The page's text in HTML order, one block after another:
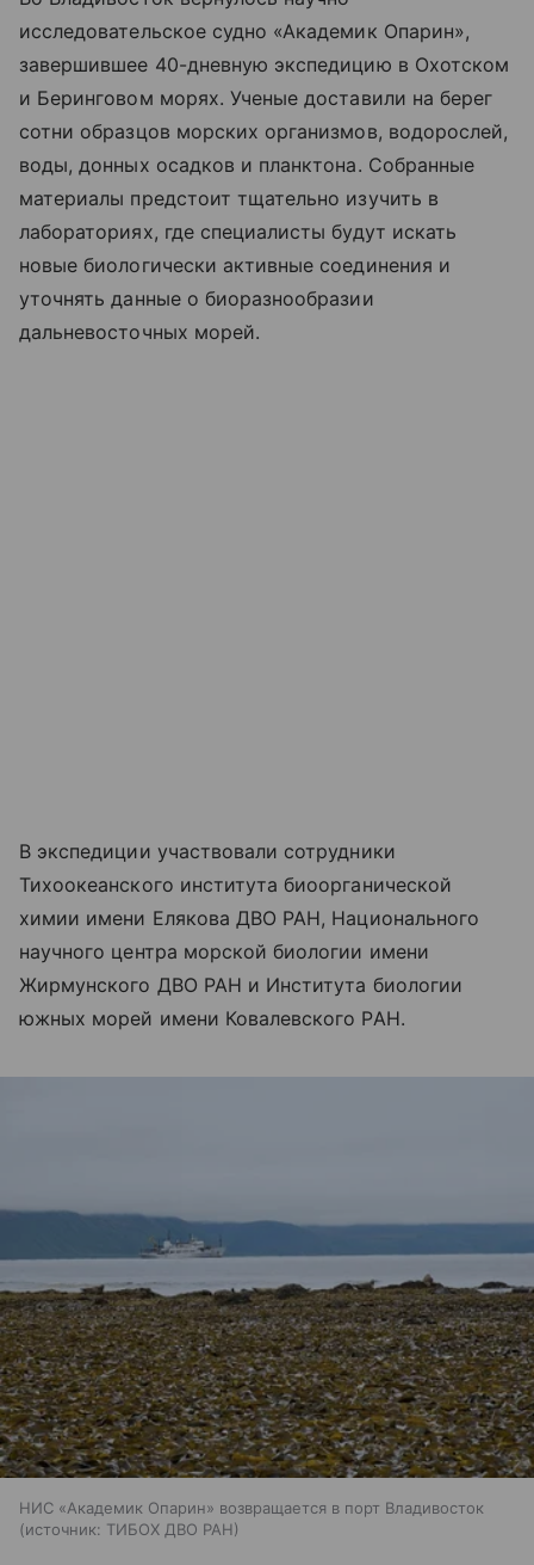
исследовательское судно «Академик Опарин»,
завершившее 40-дневную экспедицию в Охотском
и Беринговом морях. Ученые доставили на берег
сотни образцов морских организмов, водорослей,
воды, донных осадков и планктона. Собранные
материалы предстоит тщательно изучить в
лабораториях, где специалисты будут искать
новые биологически активные соединения и
уточнять данные о биоразнообразии
дальневосточных морей.
В экспедиции участвовали сотрудники
Тихоокеанского института биоорганической
химии имени Елякова ДВО РАН, Национального
научного центра морской биологии имени
Жирмунского ДВО РАН и Института биологии
южных морей имени Ковалевского РАН.
НИС «Академик Опарин» возвращается в порт Владивосток
источник: ТИБОХ ДВО РАН